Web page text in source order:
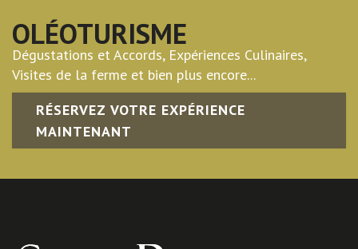
OLÉOTURISME
Dégustations et Accords, Expériences Culinaires,
Visites de la ferme et bien plus encore...
RÉSERVEZ VOTRE EXPÉRIENCE
MAINTENANT